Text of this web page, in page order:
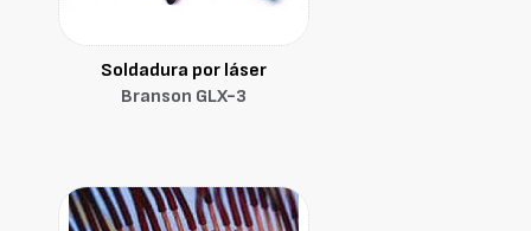
Soldadura por láser
Branson GLX-3